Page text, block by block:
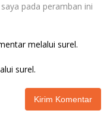
pada peramban ini
melalui surel.
surel.